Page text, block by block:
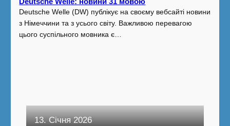
Deutsche Welle: новини 31 мовою
Deutsche Welle (DW) публікує на своєму вебсайті новини
з Німеччини та з усього світу. Важливою перевагою
цього суспільного мовника є…
13. Січня 2026